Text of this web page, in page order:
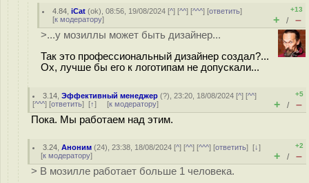
4.84 ,iCat (ok), 08:56, 19/08/2024 [^] [^^] [^^^] [ответить]
[к модератору]
+13
+ / –
>...у мозиллы может быть дизайнер...
Так это профессиональный дизайнер создал?...
Ох, лучше бы его к логотипам не допускали...
3.14 ,Эффективный менеджер (?), 23:20, 18/08/2024 [^] [^^]
[^^^] [ответить] [↑] [к модератору]
+5
+ / –
Пока. Мы работаем над этим.
3.24 ,Аноним (24), 23:38, 18/08/2024 [^] [^^] [^^^] [ответить][↓]
[к модератору]
+2
+ / –
> В мозилле работает больше 1 человека.